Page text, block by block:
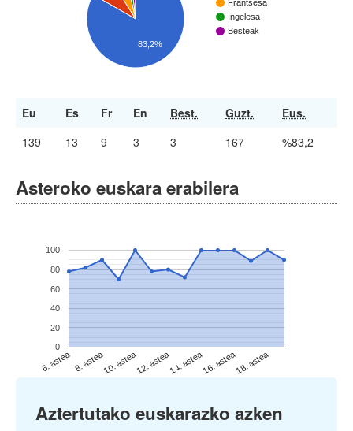
Frantsesa
Ingelesa
Besteak
83,2%
Eu Es Fr En Best. Guzt.
Eus.
139
13 9 3 3 167 %83,2
Asteroko euskara erabilera
6. astea8. astea10. astea12. astea14. astea16. astea18. astea
0
20
40
60
80
100
Aztertutako euskarazko azken